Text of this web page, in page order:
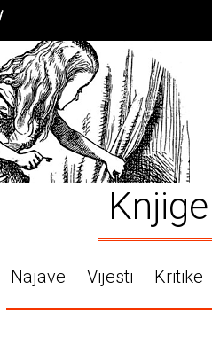
Knjige
Najave Vijesti Kritike